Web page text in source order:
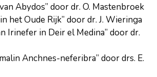
Abydos” door dr. O. Mastenbroek
het Oude Rijk” door dr. J. Wieringa
Irinefer in Deir el Medina” door dr.
Anchnes-neferibra” door drs. E.